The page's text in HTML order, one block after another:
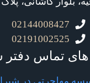
02144008427
02191002525
تماس دفتر